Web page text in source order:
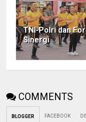
TNI-Polri dan
Sinergi
COMMENTS
BLOGGER FACEBOOK